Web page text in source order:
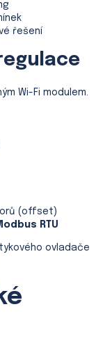
řešení
Wi-Fi modulem.
(offset)
RTU
ovladače